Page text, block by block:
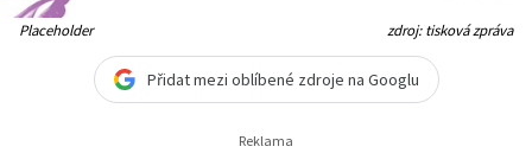
Placeholder zdroj: tisková zpráva
Přidat mezi oblíbené zdroje na Googlu